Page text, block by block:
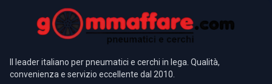
Il leader italiano per pneumatici e cerchi in lega. Qualità,
convenienza e servizio eccellente dal 2010.